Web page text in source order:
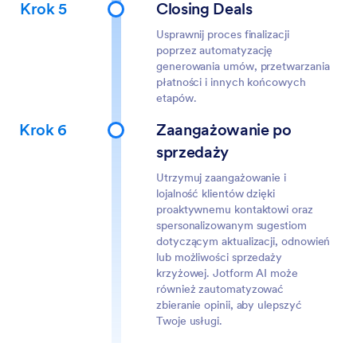
Krok 5 Closing Deals
Usprawnij proces finalizacji
poprzez automatyzację
generowania umów, przetwarzania
płatności i innych końcowych
etapów.
Krok 6
Zaangażowanie po
sprzedaży
Utrzymuj zaangażowanie i
lojalność klientów dzięki
proaktywnemu kontaktowi oraz
spersonalizowanym sugestiom
dotyczącym aktualizacji, odnowień
lub możliwości sprzedaży
krzyżowej. Jotform AI może
również zautomatyzować
zbieranie opinii, aby ulepszyć
Twoje usługi.